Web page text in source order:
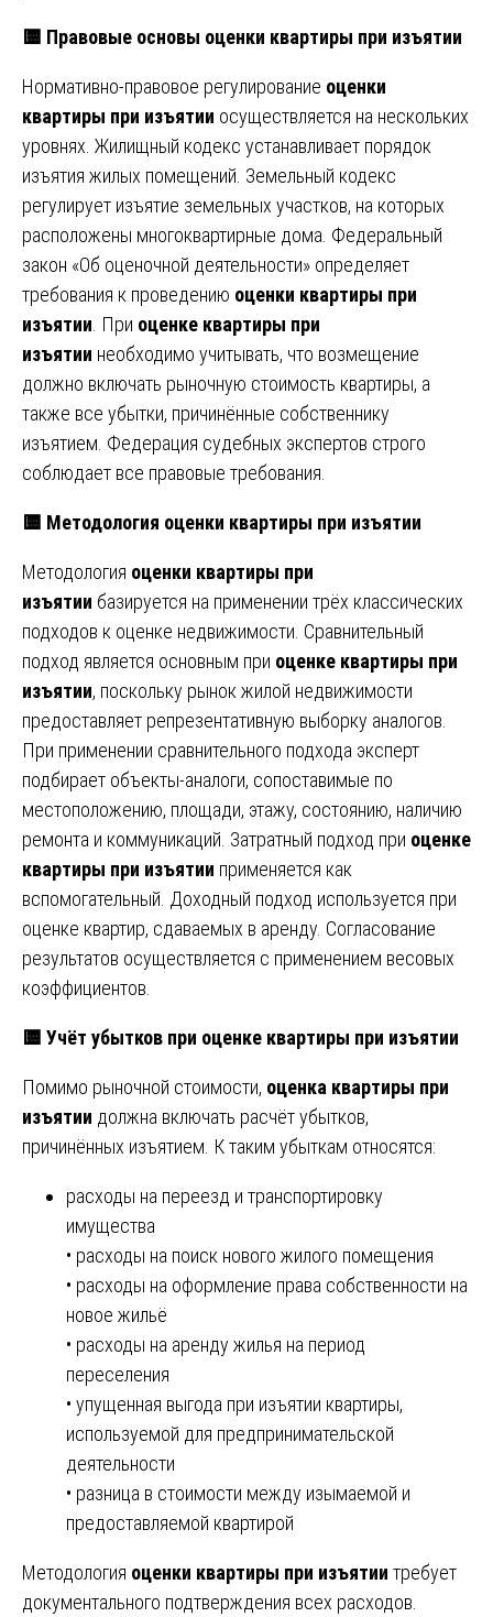
🟨 Правовые основы оценки квартиры при изъятии
Нормативно-правовое регулирование оценки
квартиры при изъятии осуществляется на нескольких
уровнях. Жилищный кодекс устанавливает порядок
изъятия жилых помещений. Земельный кодекс
регулирует изъятие земельных участков, на которых
расположены многоквартирные дома. Федеральный
закон «Об оценочной деятельности» определяет
требования к проведению оценки квартиры при
изъятии . При оценке квартиры при
изъятии необходимо учитывать, что возмещение
должно включать рыночную стоимость квартиры, а
также все убытки, причинённые собственнику
изъятием. Федерация судебных экспертов строго
соблюдает все правовые требования.
🟨 Методология оценки квартиры при изъятии
Методология оценки квартиры при
изъятии базируется на применении трёх классических
подходов к оценке недвижимости. Сравнительный
подход является основным при оценке квартиры при
изъятии, поскольку рынок жилой недвижимости
предоставляет репрезентативную выборку аналогов.
При применении сравнительного подхода эксперт
подбирает объекты-аналоги, сопоставимые по
местоположению, площади, этажу, состоянию, наличию
ремонта и коммуникаций. Затратный подход при оценке
квартиры при изъятии применяется как
вспомогательный. Доходный подход используется при
оценке квартир, сдаваемых в аренду. Согласование
результатов осуществляется с применением весовых
коэффициентов.
🟨 Учёт убытков при оценке квартиры при изъятии
Помимо рыночной стоимости, оценка квартиры при
изъятии должна включать расчёт убытков,
причинённых изъятием. К таким убыткам относятся:
расходы на переезд и транспортировку
имущества
• расходы на поиск нового жилого помещения
• расходы на оформление права собственности на
новое жильё
• расходы на аренду жилья на период
переселения
• упущенная выгода при изъятии квартиры,
используемой для предпринимательской
деятельности
• разница в стоимости между изымаемой и
предоставляемой квартирой
Методология оценки квартиры при изъятии требует
документального подтверждения всех расходов.